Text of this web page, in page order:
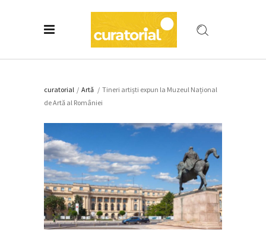
curatorial / Artǎ / Tineri artiști expun la Muzeul Național
de Artă al României